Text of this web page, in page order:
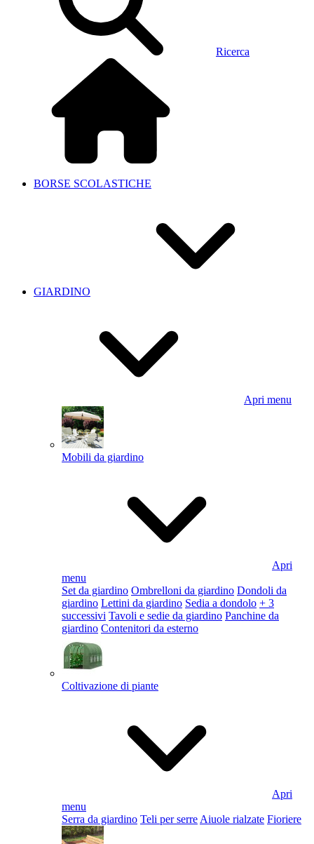
Ricerca
BORSE SCOLASTICHE
GIARDINO
Apri menu
Mobili da giardino
Apri
menu
Set da giardino Ombrelloni da giardino Dondoli da
giardino Lettini da giardino Sedia a dondolo + 3
successivi Tavoli e sedie da giardino Panchine da
giardino Contenitori da esterno
Coltivazione di piante
Apri
menu
Serra da giardino Teli per serre Aiuole rialzate Fioriere